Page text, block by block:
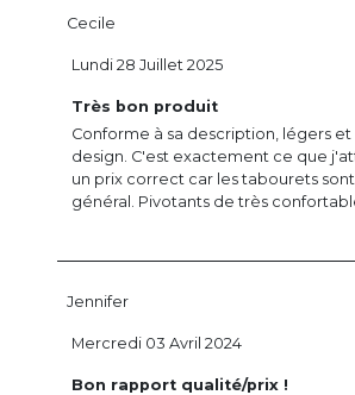
Cecile
Très bon produit
Conforme à sa description, légers
design. C'est exactement ce que
un prix correct car les tabourets
général. Pivotants de très
Lundi 28 Juillet 2025
Jennifer
Bon rapport qualité/prix !
Mercredi 03 Avril 2024